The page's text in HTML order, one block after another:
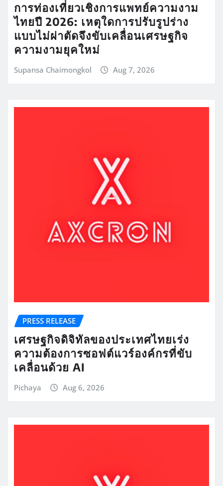
การท่องเที่ยวเชิงการแพทย์ความงาม
ไทยปี 2026: เหตุใดการปรับรูปร่าง
แบบไม่ผ่าตัดจึงขับเคลื่อนเศรษฐกิจ
ความงามยุคใหม่
Supansa Chaimongkol Aug 7, 2026
PRESS RELEASE
เศรษฐกิจดิจิทัลของประเทศไทยเร่ง
ความต้องการซอฟต์แวร์องค์กรที่ขับ
เคลื่อนด้วย AI
Pichaya Aug 6, 2026